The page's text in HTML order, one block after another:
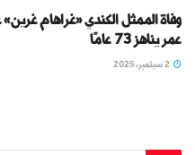
وفاة الممثل الكندي «غراهام
عمر يناهز 73 عامًا